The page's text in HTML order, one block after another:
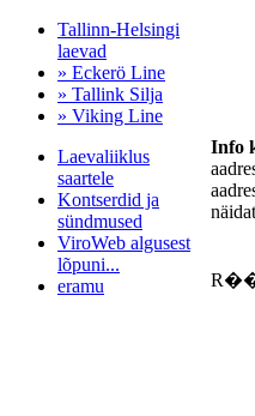
Tallinn-Helsingi
laevad
» Eckerö Line
» Tallink Silja
» Viking Line
Laevaliiklus
saartele
Kontserdid ja
sündmused
ViroWeb algusest
lõpuni...
eramu
Info